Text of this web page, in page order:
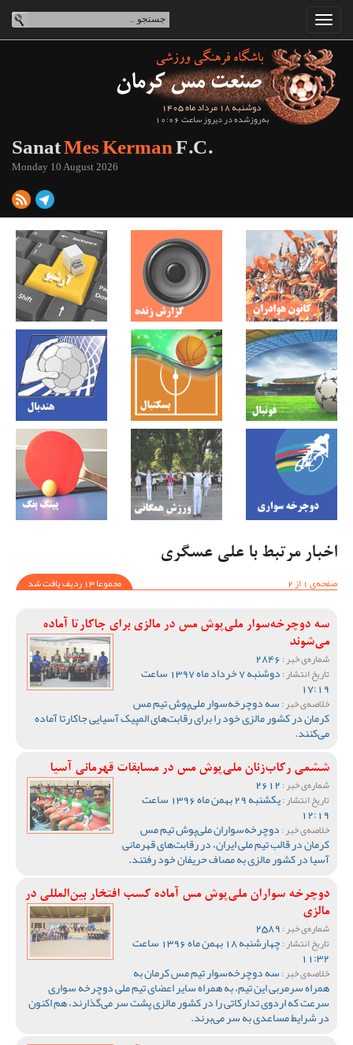
دوشنبه 18 مرداد ماه 1405
به‌روزشده در دیروز ساعت 10:06
SanatMes KermanF.C.
Monday 10 August 2026
اخبار مرتبط با علی عسگری
صفحه‌ی 1 از 2
مجموعا 13 ردیف یافت شد
سه دوچرخه‌سوار ملی‌پوش مس در مالزی برای جاکارتا آماده
می‌شوند
شماره‌ی خبر :
تاریخ انتشار : دوشنبه 7 خرداد ماه 1397 ساعت
17:19
خلاصه‌ی خبر :سه دوچرخه‌سوار ملی‌پوش تیم مس
کرمان در کشور مالزی خود را برای رقابت‌های المپیک آسیایی جاکارتا آماده
می‌کنند.
ششمی رکاب‌زنان ملی‌پوش مس در مسابقات قهرمانی آسیا
شماره‌ی خبر :
تاریخ انتشار : یکشنبه 29 بهمن ماه 1396 ساعت
12:19
خلاصه‌ی خبر :دوچرخه‌سواران ملی‌پوش تیم مس
کرمان در قالب تیم ملی ایران، در رقابت‌های قهرمانی
آسیا در کشور مالزی به مصاف حریفان خود رفتند.
دوچرخه سواران ملی‌پوش مس آماده کسب افتخار بین‌‌المللی در
مالزی
شماره‌ی خبر :
تاریخ انتشار : چهارشنبه 18 بهمن ماه 1396 ساعت
11:32
خلاصه‌ی خبر :سه دوچرخه‌سوار تیم مس کرمان به
همراه سرمربی این تیم، به همراه سایر اعضای تیم ملی دوچرخه سواری
سرعت که اردوی تدارکاتی را در کشور مالزی پشت سر می‌گذارند، هم اکنون
در شرایط مساعدی به سر می‌برند.